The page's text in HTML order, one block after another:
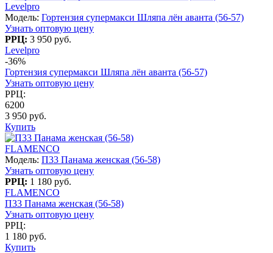
Levelpro
Модель: Гортензия супермакси Шляпа лён аванта (56-57)
Узнать оптовую цену
РРЦ: 3 950 руб.
Levelpro
-36%
Гортензия супермакси Шляпа лён аванта (56-57)
Узнать оптовую цену
РРЦ:
6200
3 950 руб.
Купить
FLAMENCO
Модель: П33 Панама женская (56-58)
Узнать оптовую цену
РРЦ: 1 180 руб.
FLAMENCO
П33 Панама женская (56-58)
Узнать оптовую цену
РРЦ:
1 180 руб.
Купить